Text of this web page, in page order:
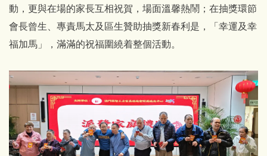
動，更與在場的家長互相祝賀，場面溫馨熱鬧；在抽獎環節
會長曾生、專責馬太及區生贊助抽獎新春利是，「幸運及幸
福加馬」，滿滿的祝福圍繞着整個活動。